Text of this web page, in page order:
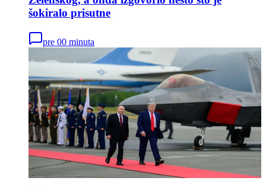
šokiralo prisutne
pre 00 minuta